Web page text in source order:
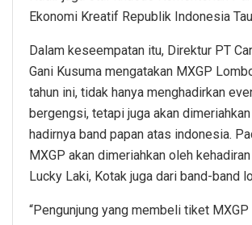
Ekonomi Kreatif Republik Indonesia
Dalam keseempatan itu, Direktur PT
Gani Kusuma mengatakan MXGP
tahun ini, tidak hanya menghadirkan
bergengsi, tetapi juga akan
hadirnya band papan atas indonesia.
MXGP akan dimeriahkan oleh
Lucky Laki, Kotak juga dari band-band
“Pengunjung yang membeli tiket